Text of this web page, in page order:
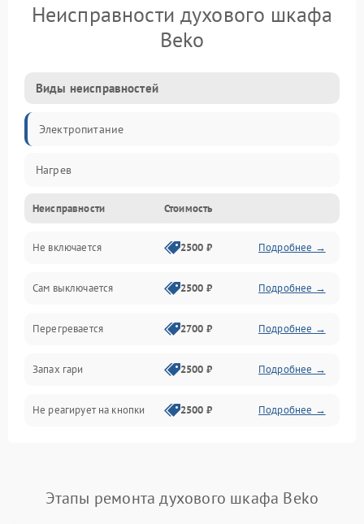
Неисправности духового шкафа
Beko
Виды неисправностей
Электропитание
Нагрев
Неисправности Стоимость
Не включается 2500 ₽ Подробнее →
Сам выключается 2500 ₽ Подробнее →
Перегревается 2700 ₽ Подробнее →
Запах гари 2500 ₽ Подробнее →
Не реагирует на кнопки 2500 ₽ Подробнее →
Этапы ремонта духового шкафа Beko